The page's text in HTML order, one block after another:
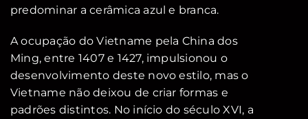
predominar a cerâmica azul e branca.
A ocupação do Vietname pela China dos
Ming, entre 1407 e 1427, impulsionou o
desenvolvimento deste novo estilo, mas o
Vietname não deixou de criar formas e
padrões distintos. No início do século XVI, a